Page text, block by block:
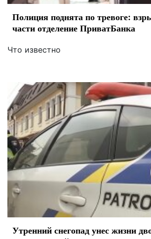
Полиция поднята по тревоге:
части отделение ПриватБанка
Что известно
Утренний снегопад унес жизни